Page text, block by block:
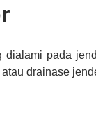
pada
drainase